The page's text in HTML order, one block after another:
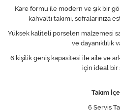
Kare formu ile modern ve şık bir
kahvaltı takımı, sofralarınıza
Yüksek kaliteli porselen malzemesi
ve dayanıklılık
6 kişilik geniş kapasitesi ile aile ve
için ideal bir
Takım
6 Servis